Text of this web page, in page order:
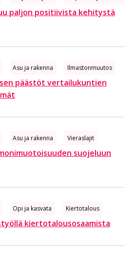
paljon positiivista kehitystä
Asu ja rakenna Ilmastonmuutos
päästöt vertailukuntien
Asu ja rakenna Vieraslajit
suojeluun
Opi ja kasvata Kiertotalous
kiertotalousosaamista